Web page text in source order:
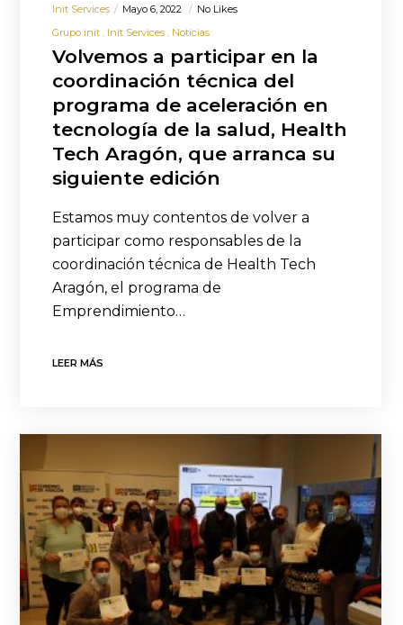
Init Services Mayo 6, 2022
No Likes
Grupo init
Init Services Noticias
Volvemos a participar en la
coordinación técnica del
programa de aceleración en
tecnología de la salud, Health
Tech Aragón, que arranca su
siguiente edición
Estamos muy contentos de volver a
participar como responsables de la
coordinación técnica de Health Tech
Aragón, el programa de
Emprendimiento…
LEER MÁS